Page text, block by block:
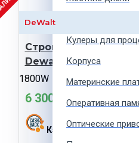
Кулеры для
Корпуса
Материнские
Оперативная
Оптические
DeWalt
Строительный
Dewalt DWD241
1800W
6 300 MDL
Кэшбэк:315 MDL